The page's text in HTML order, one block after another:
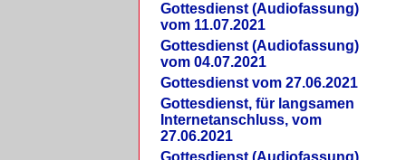
Gottesdienst (Audiofassung)
vom 11.07.2021
Gottesdienst (Audiofassung)
vom 04.07.2021
Gottesdienst vom 27.06.2021
Gottesdienst, für langsamen
Internetanschluss, vom
27.06.2021